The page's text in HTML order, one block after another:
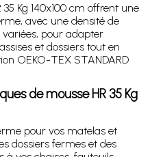
Kg 140x100 cm offrent une
avec une densité de
variées, pour adapter
et dossiers tout en
OEKO-TEX STANDARD
de mousse HR 35 Kg
pour vos matelas et
dossiers fermes et des